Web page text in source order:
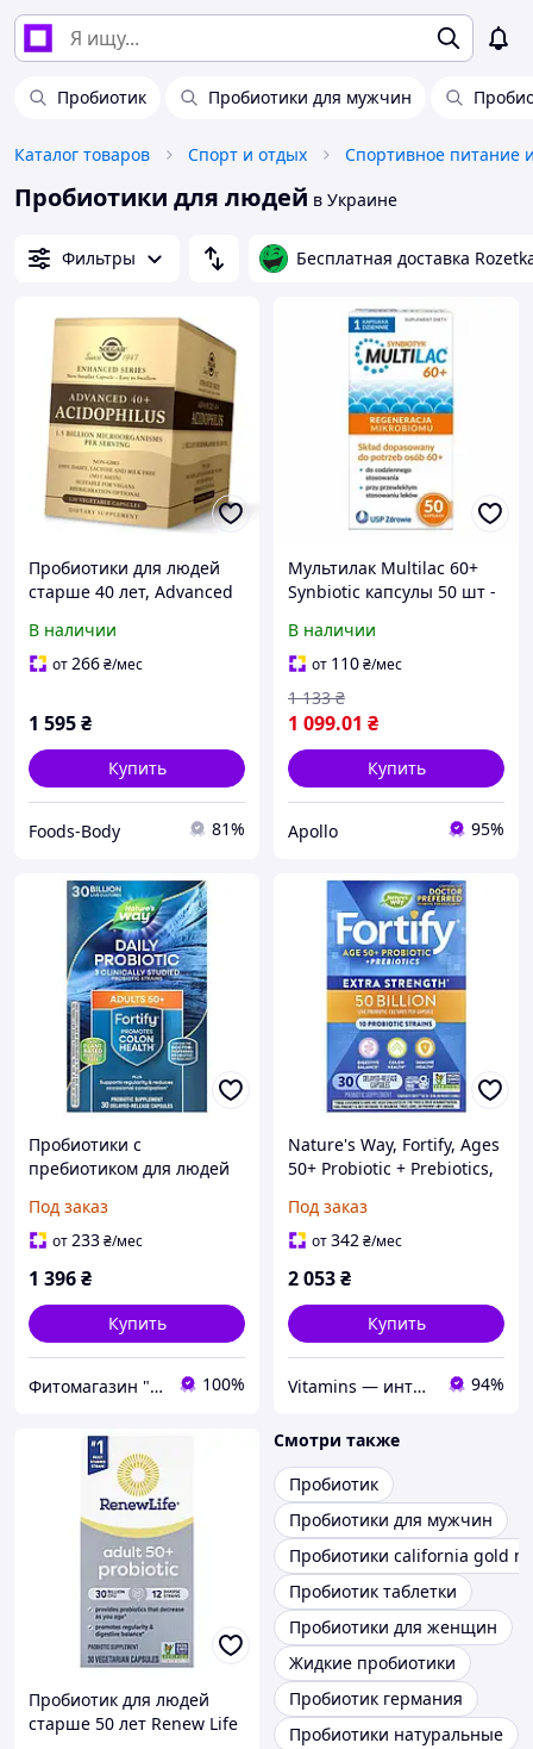
Пробиотик Пробиотики для мужчин
Каталог товаров Спорт и отдых Спортивное питание
Пробиотики для людей в Украине
Фильтры Бесплатная доставка
Пробиотики для людей
старше 40 лет, Advanced
Solgar 120вегкапс
(69313003)
В наличии
от266₴/мес
1 595₴
Купить
Foods-Body 81%
Мультилак Multilac 60+
Synbiotic капсулы 50 шт -
для людей 60+,
микрофлора кишечника,
после антибиотиков
В наличии
от 110₴/мес
1 099.01 ₴
1 133 ₴
Купить
Apollo 95%
Пробиотики с
пребиотиком для людей
Way "Fortify" 30 млрд КОЕ
(30 растительных капсул)
Под заказ
от233₴/мес
1 396₴
Купить
Фитомагазин "Beautiful Life" 100%
Nature's Way, Fortify, Ages
50+ Probiotic + Prebiotics,
30 Delayed-Release
Под заказ
от342₴/мес
2 053₴
Купить
Vitamins — интернет-магазин витаминов и минералов 94%
Пробиотик для людей
старше 50 лет Renew Life
Смотри также
Пробиотик
Пробиотики для мужчин
Пробиотики california gold
Пробиотик таблетки
Пробиотики для женщин
Жидкие пробиотики
Пробиотик германия
Пробиотики натуральные